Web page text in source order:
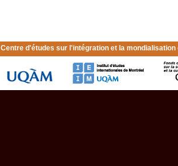
Centre d'études sur l'intégration et la mondialisation